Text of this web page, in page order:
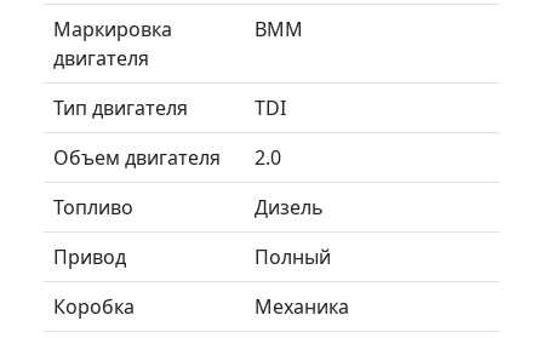
Маркировка
двигателя
BMM
Тип двигателя
TDI
Объем двигателя
2.0
Топливо
Дизель
Привод
Полный
Коробка
Механика